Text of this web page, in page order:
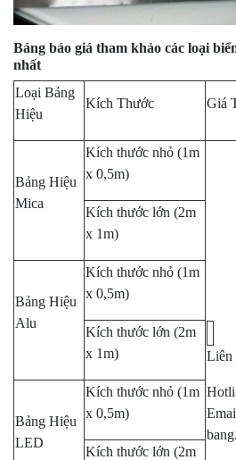
Bảng báo giá tham khảo các loại
nhất
Loại Bảng
Hiệu
Kích Thước Giá
Bảng Hiệu
Mica
Kích thước nhỏ (1m
x 0,5m)
Liên
Kích thước lớn (2m
x 1m)
Bảng Hiệu
Alu
Kích thước nhỏ (1m
x 0,5m)
Kích thước lớn (2m
x 1m)
Bảng Hiệu
LED
Kích thước nhỏ (1m
x 0,5m)
Kích thước lớn (2m